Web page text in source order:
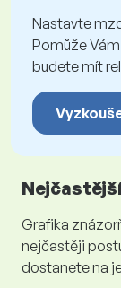
Nastavte
Pomůže
budete mít
Grafika
nejčastěji
dostanete na